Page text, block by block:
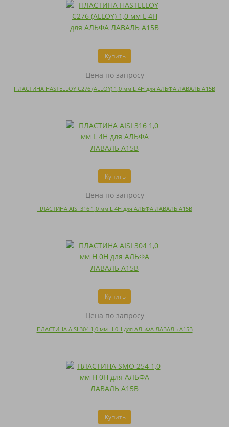
Купить
Цена по запросу
ПЛАСТИНА HASTELLOY C276 (ALLOY) 1,0 мм L 4H для АЛЬФА ЛАВАЛЬ A15B
Купить
Цена по запросу
ПЛАСТИНА AISI 316 1,0 мм L 4H для АЛЬФА ЛАВАЛЬ A15B
Купить
Цена по запросу
ПЛАСТИНА AISI 304 1,0 мм H 0H для АЛЬФА ЛАВАЛЬ A15B
Купить